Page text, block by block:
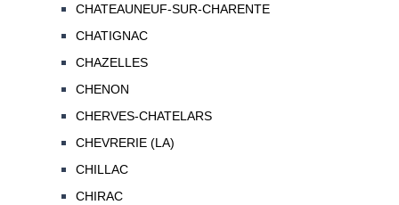
CHATEAUNEUF-SUR-CHARENTE
CHATIGNAC
CHAZELLES
CHENON
CHERVES-CHATELARS
CHEVRERIE (LA)
CHILLAC
CHIRAC